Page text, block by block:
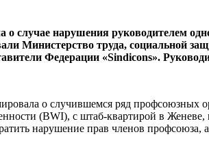
о случае нарушения руководителем
Министерство труда, социальной
Федерации «Sindicons».
о случив­шемся ряд профсоюзных
(BWI), с штаб-квартирой в
нарушение прав чле­нов